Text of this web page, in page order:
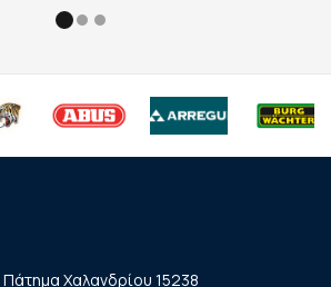
Πάτημα Χαλανδρίου 15238